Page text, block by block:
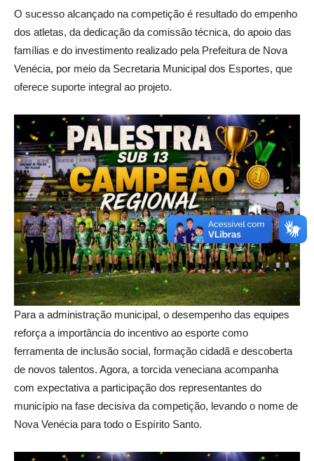
O sucesso alcançado na competição é resultado do empenho
dos atletas, da dedicação da comissão técnica, do apoio das
famílias e do investimento realizado pela Prefeitura de Nova
Venécia, por meio da Secretaria Municipal dos Esportes, que
oferece suporte integral ao projeto.
Para a administração municipal, o desempenho das equipes
reforça a importância do incentivo ao esporte como
ferramenta de inclusão social, formação cidadã e descoberta
de novos talentos. Agora, a torcida veneciana acompanha
com expectativa a participação dos representantes do
município na fase decisiva da competição, levando o nome de
Nova Venécia para todo o Espírito Santo.